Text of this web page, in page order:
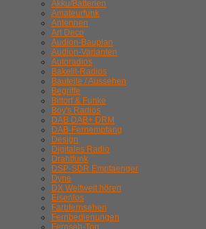
Akku/Batterien
Amateurfunk
Antennen
Art Deco
Audion-Bauplan
Audion-Varianten
Autoradios
Bakelit-Radios
Bauteile / Aussehen
Begriffe
Bittorf & Funke
Boy's Radios
DAB DAB+ DRM
DAB-Fernempfang
Design
Digitales Radio
Drahtfunk
DSP-SDR Empfaenger
Dyne
DX Weltweit hören
Eisenlos
Farbfernsehen
Fernbedienungen
Fernseh-Ton